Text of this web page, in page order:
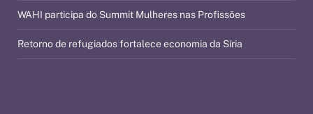
WAHI participa do Summit Mulheres nas Profissões
Retorno de refugiados fortalece economia da Síria